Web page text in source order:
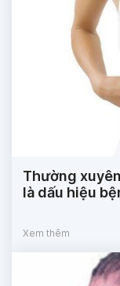
Thường
là dấu hiệu
Xem thêm